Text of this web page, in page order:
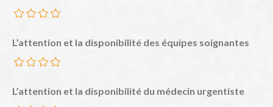
L’attention et la disponibilité des équipes soignantes
L’attention et la disponibilité du médecin urgentiste